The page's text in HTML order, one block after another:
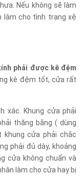
Nếu không sẽ làm
làm cho tình trạng xệ
phải được kê đệm
kê đệm tốt, cửa rất
xác. Khung cửa phải
thăng bằng ( dùng
cửa phải chắc
phải đủ dày, khoảng
cửa không chuẩn và
làm cho cửa hay bị